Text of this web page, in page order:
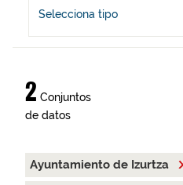
Selecciona tipo
2 Conjuntos
de datos
Ayuntamiento de Izurtza